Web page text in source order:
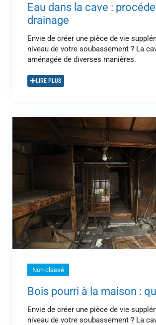
Eau dans la cave :
drainage
Envie de créer une pièce de vie
niveau de votre soubassement ? La
aménagée de diverses manières.
LIRE PLUS
Non classé
Bois pourri à la maison :
Envie de créer une pièce de vie
niveau de votre soubassement ? La